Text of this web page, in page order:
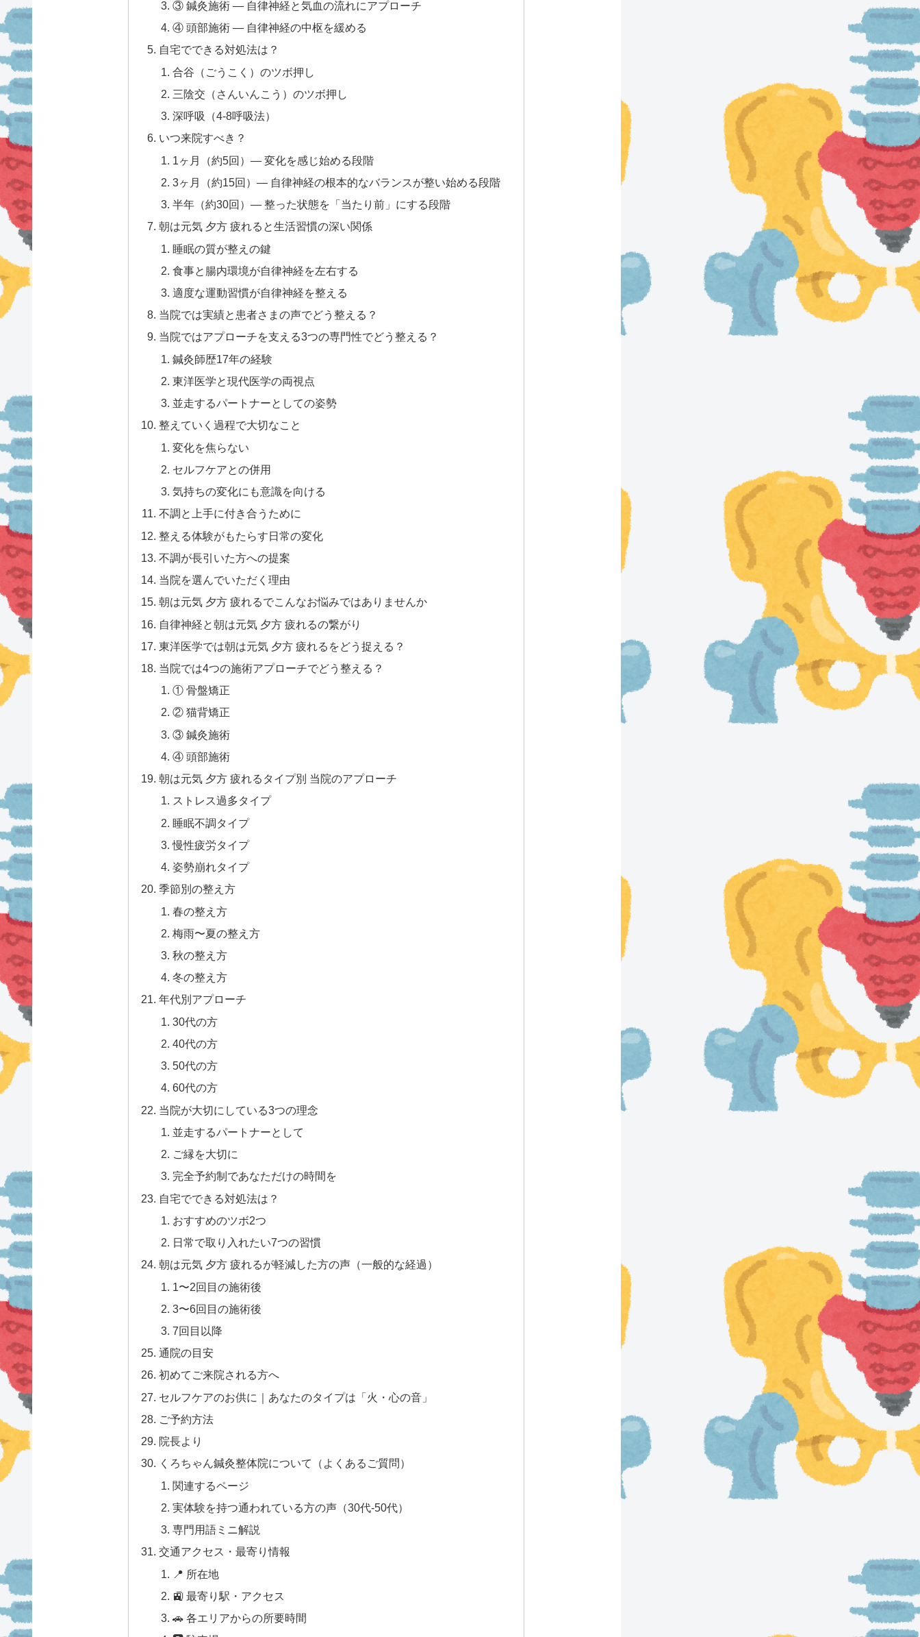
③ 鍼灸施術 — 自律神経と気血の流れにアプローチ
④ 頭部施術 — 自律神経の中枢を緩める
自宅でできる対処法は？
合谷（ごうこく）のツボ押し
三陰交（さんいんこう）のツボ押し
深呼吸（4-8呼吸法）
いつ来院すべき？
1ヶ月（約5回）— 変化を感じ始める段階
3ヶ月（約15回）— 自律神経の根本的なバランスが整い始める段階
半年（約30回）— 整った状態を「当たり前」にする段階
朝は元気 夕方 疲れると生活習慣の深い関係
睡眠の質が整えの鍵
食事と腸内環境が自律神経を左右する
適度な運動習慣が自律神経を整える
当院では実績と患者さまの声でどう整える？
当院ではアプローチを支える3つの専門性でどう整える？
鍼灸師歴17年の経験
東洋医学と現代医学の両視点
並走するパートナーとしての姿勢
整えていく過程で大切なこと
変化を焦らない
セルフケアとの併用
気持ちの変化にも意識を向ける
不調と上手に付き合うために
整える体験がもたらす日常の変化
不調が長引いた方への提案
当院を選んでいただく理由
朝は元気 夕方 疲れるでこんなお悩みではありませんか
自律神経と朝は元気 夕方 疲れるの繋がり
東洋医学では朝は元気 夕方 疲れるをどう捉える？
当院では4つの施術アプローチでどう整える？
① 骨盤矯正
② 猫背矯正
③ 鍼灸施術
④ 頭部施術
朝は元気 夕方 疲れるタイプ別 当院のアプローチ
ストレス過多タイプ
睡眠不調タイプ
慢性疲労タイプ
姿勢崩れタイプ
季節別の整え方
春の整え方
梅雨〜夏の整え方
秋の整え方
冬の整え方
年代別アプローチ
30代の方
40代の方
50代の方
60代の方
当院が大切にしている3つの理念
並走するパートナーとして
ご縁を大切に
完全予約制であなただけの時間を
自宅でできる対処法は？
おすすめのツボ2つ
日常で取り入れたい7つの習慣
朝は元気 夕方 疲れるが軽減した方の声（一般的な経過）
1〜2回目の施術後
3〜6回目の施術後
7回目以降
通院の目安
初めてご来院される方へ
セルフケアのお供に｜あなたのタイプは「火・心の音」
ご予約方法
院長より
くろちゃん鍼灸整体院について（よくあるご質問）
関連するページ
実体験を持つ通われている方の声（30代-50代）
専門用語ミニ解説
交通アクセス・最寄り情報
📍 所在地
🚉 最寄り駅・アクセス
🚗 各エリアからの所要時間